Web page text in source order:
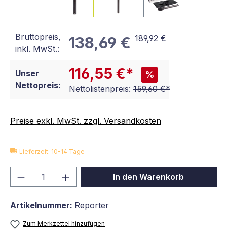
Bruttopreis,
inkl. MwSt.:
138,69 € 189,92 €
Unser
Nettopreis:
116,55 €* %
Nettolistenpreis: 159,60 €*
Preise exkl. MwSt. zzgl. Versandkosten
Lieferzeit: 10-14 Tage
Produkt Anzahl: Gib denIn den Warenkorb
Artikelnummer: Reporter
Zum Merkzettel hinzufügen